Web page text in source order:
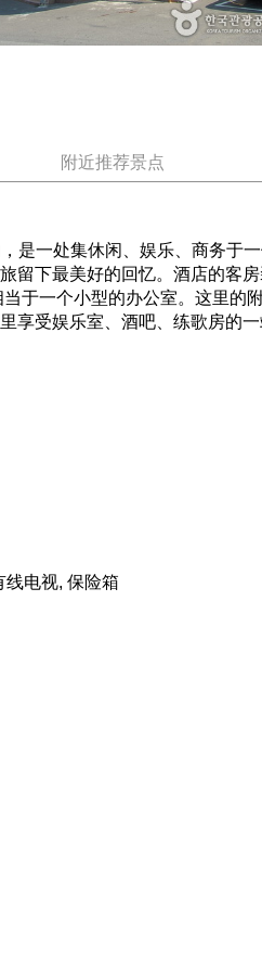
附近推荐景点
是一处集休闲、娱乐、商务于
留下最美好的回忆。酒店的客
于一个小型的办公室。这里的
受娱乐室、酒吧、练歌房的一
线电视, 保险箱